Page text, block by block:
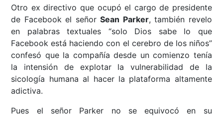
Otro ex directivo que ocupó el cargo de presidente
de Facebook el señorSean Parker, también revelo
en palabras textuales “solo Dios sabe lo que
Facebook está haciendo con el cerebro de los niños”
confesó que la compañía desde un comienzo tenía
la intensión de explotar la vulnerabilidad de la
sicología humana al hacer la plataforma altamente
adictiva.
Pues el señor Parker no se equivocó en su